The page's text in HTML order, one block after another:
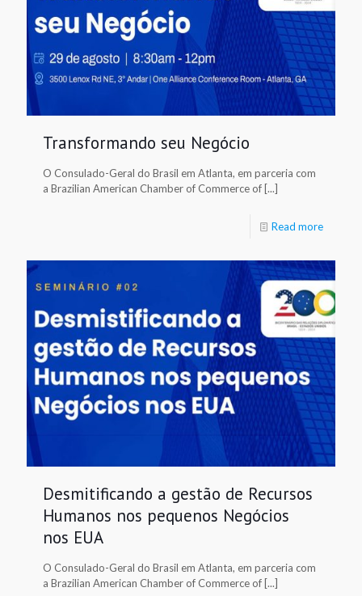
Transformando seu Negócio
O Consulado-Geral do Brasil em Atlanta, em parceria com
a Brazilian American Chamber of Commerce of [...]
Read more
Desmitificando a gestão de Recursos
Humanos nos pequenos Negócios
nos EUA
O Consulado-Geral do Brasil em Atlanta, em parceria com
a Brazilian American Chamber of Commerce of [...]